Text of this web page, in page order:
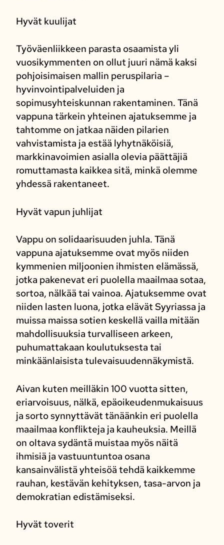
Hyvät kuulijat
Työväenliikkeen parasta osaamista yli
vuosikymmenten on ollut juuri nämä kaksi
pohjoisimaisen mallin peruspilaria –
hyvinvointipalveluiden ja
sopimusyhteiskunnan rakentaminen. Tänä
vappuna tärkein yhteinen ajatuksemme ja
tahtomme on jatkaa näiden pilarien
vahvistamista ja estää lyhytnäköisiä,
markkinavoimien asialla olevia päättäjiä
romuttamasta kaikkea sitä, minkä olemme
yhdessä rakentaneet.
Hyvät vapun juhlijat
Vappu on solidaarisuuden juhla. Tänä
vappuna ajatuksemme ovat myös niiden
kymmenien miljoonien ihmisten elämässä,
jotka pakenevat eri puolella maailmaa sotaa,
sortoa, nälkää tai vainoa. Ajatuksemme ovat
niiden lasten luona, jotka elävät Syyriassa ja
muissa maissa sotien keskellä vailla mitään
mahdollisuuksia turvalliseen arkeen,
puhumattakaan koulutuksesta tai
minkäänlaisista tulevaisuudennäkymistä.
Aivan kuten meilläkin 100 vuotta sitten,
eriarvoisuus, nälkä, epäoikeudenmukaisuus
ja sorto synnyttävät tänäänkin eri puolella
maailmaa konflikteja ja kauheuksia. Meillä
on oltava sydäntä muistaa myös näitä
ihmisiä ja vastuuntuntoa osana
kansainvälistä yhteisöä tehdä kaikkemme
rauhan, kestävän kehityksen, tasa-arvon ja
demokratian edistämiseksi.
Hyvät toverit